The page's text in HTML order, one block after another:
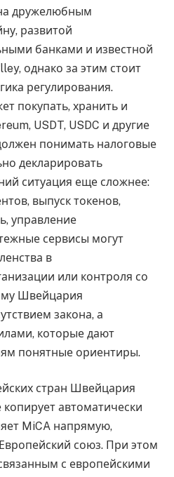
дружелюбным
развитой
банками и известной
однако за этим стоит
регулирования.
покупать, хранить и
USDT, USDC и другие
понимать налоговые
декларировать
ситуация еще сложнее:
выпуск токенов,
управление
сервисы могут
в
или контроля со
Швейцария
закона, а
которые дают
понятные ориентиры.
стран Швейцария
автоматически
MiCA напрямую,
союз. При этом
с европейскими